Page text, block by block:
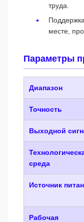
труда.
месте,
Параметры
Диапазон
Точность
Выходной
среда
Источник
Рабочая